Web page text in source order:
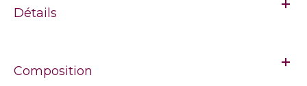
Détails
Composition